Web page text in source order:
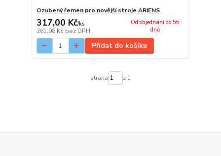
Ozubený řemen pro novější stroje ARIENS
317,00 Kč/ks
261,98 Kč bez DPH
Od objednání do 5ti
dnů
Přidat do košíku
strana z 1